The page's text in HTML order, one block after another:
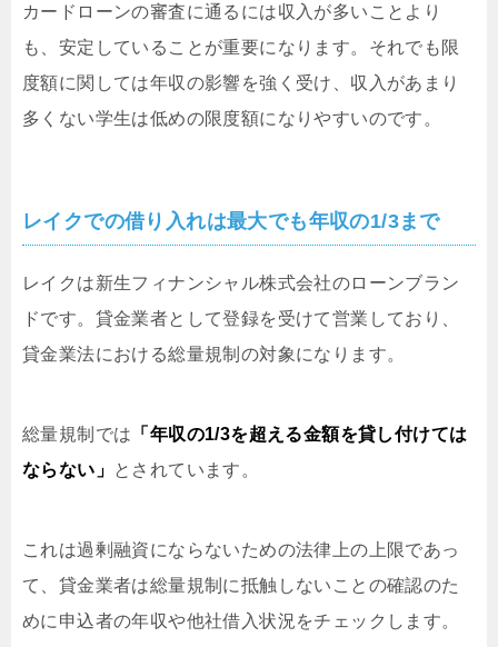
カードローンの審査に通るには収入が多いことより
も、安定していることが重要になります。それでも限
度額に関しては年収の影響を強く受け、収入があまり
多くない学生は低めの限度額になりやすいのです。
レイクでの借り入れは最大でも年収の1/3まで
レイクは新生フィナンシャル株式会社のローンブラン
ドです。貸金業者として登録を受けて営業しており、
貸金業法における総量規制の対象になります。
総量規制では 「年収の1/3を超える金額を貸し付けては
ならない」 とされています。
これは過剰融資にならないための法律上の上限であっ
て、貸金業者は総量規制に抵触しないことの確認のた
めに申込者の年収や他社借入状況をチェックします。